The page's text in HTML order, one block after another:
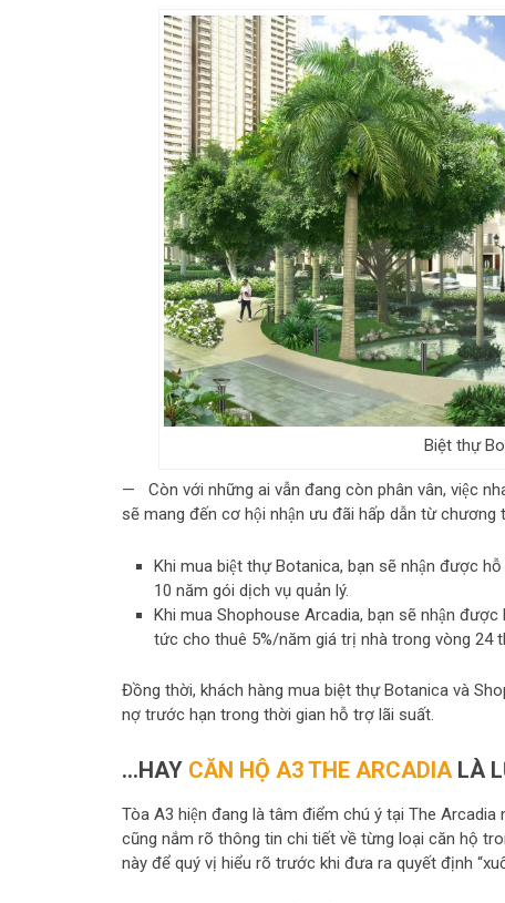
Biệt thự
— Còn với những ai vẫn đang còn phân vân, việc
sẽ mang đến cơ hội nhận ưu đãi hấp dẫn từ chương
Khi mua biệt thự Botanica, bạn sẽ nhận được
10 năm gói dịch vụ quản lý.
Khi mua Shophouse Arcadia, bạn sẽ nhận
tức cho thuê 5%/năm giá trị nhà trong vòng 24
Đồng thời, khách hàng mua biệt thự Botanica và
nợ trước hạn trong thời gian hỗ trợ lãi suất.
…HAY CĂN HỘ A3 THE ARCADIA LÀ
Tòa A3 hiện đang là tâm điểm chú ý tại The Arcadia
cũng nắm rõ thông tin chi tiết về từng loại căn hộ
này để quý vị hiểu rõ trước khi đưa ra quyết định